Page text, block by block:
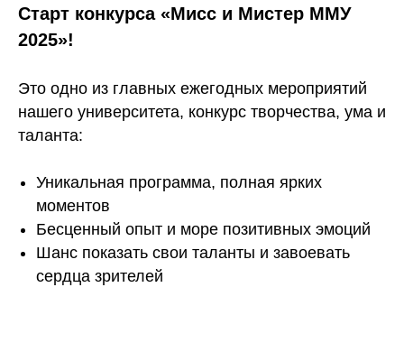
Старт конкурса «Мисс и Мистер ММУ
2025»!
Это одно из главных ежегодных мероприятий
нашего университета, конкурс творчества, ума и
таланта:
Уникальная программа, полная ярких
моментов
Бесценный опыт и море позитивных эмоций
Шанс показать свои таланты и завоевать
сердца зрителей